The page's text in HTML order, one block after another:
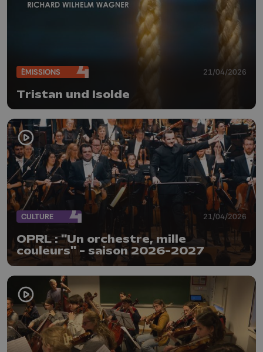
ÉMISSIONS 21/04/2026
Tristan und Isolde
CULTURE 21/04/2026
OPRL : "Un orchestre, mille
couleurs" - saison 2026-2027